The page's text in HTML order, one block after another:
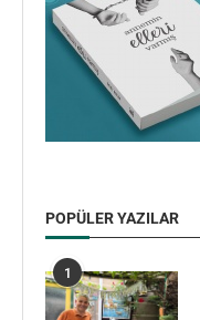
POPÜLER YAZILAR
1